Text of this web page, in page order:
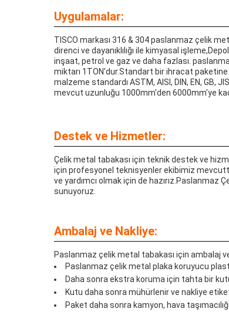
Uygulamalar:
TISCO markası 316 & 304 paslanmaz çelik
direnci ve dayanıklılığı ile kimyasal
inşaat, petrol ve gaz ve daha fazlası.
miktarı 1TON'dur.Standart bir ihracat
malzeme standardı ASTM, AISI, DIN, EN, GB,
mevcut uzunluğu 1000mm'den 6000mm'ye
Destek ve Hizmetler:
Çelik metal tabakası için teknik destek ve
için profesyonel teknisyenler ekibimiz
ve yardımcı olmak için de hazırız.Paslanmaz
sunuyoruz.
Ambalaj ve Nakliye:
Paslanmaz çelik metal tabakası için ambalaj
Paslanmaz çelik metal plaka koruyucu
Daha sonra ekstra koruma için tahta bir
Kutu daha sonra mühürlenir ve nakliye
Paket daha sonra kamyon, hava